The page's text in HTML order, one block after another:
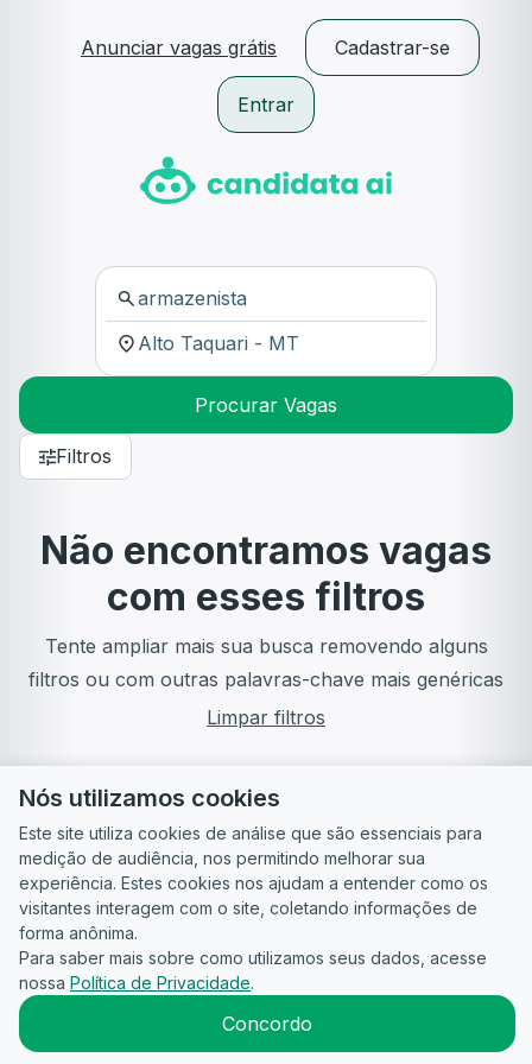
Anunciar vagas grátis Cadastrar-se
Entrar
Procurar Vagas
Filtros
Não encontramos vagas
com esses filtros
Tente ampliar mais sua busca removendo alguns
filtros ou com outras palavras-chave mais genéricas
Limpar filtros
Guia do
Candidato
Para
empresas
Política de
Privacidade
Termos
2026CandidataAI
Nós utilizamos cookies
Este site utiliza cookies de análise que são essenciais para
medição de audiência, nos permitindo melhorar sua
experiência. Estes cookies nos ajudam a entender como os
visitantes interagem com o site, coletando informações de
forma anônima.
Para saber mais sobre como utilizamos seus dados, acesse
nossa Política de Privacidade.
Concordo